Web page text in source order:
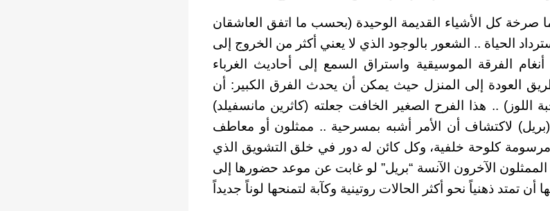
صرخة كل الأشياء القديمة الوحيدة (بحسب ما اتفق العاشقان
الحياة .. الشعور بالوجود الذي لا يعني أكثر من الخروج إلى
الفرقة الموسيقية واستراق السمع إلى أحاديث الغرباء
العودة إلى المنزل حيث يمكن أن يحدث الفرق الكبير: أن
اللوز) .. هذا الفرح الصغير الخافت جعلته (كاثرين مانسفيلد)
(بريل) لاكتشاف أن الأمر أشبه بمسرحية .. ممثلون أو معاطف
كلوحة خلفية، وكل كائن له دور في خلق التشويق الذي
الممثلون الآخرون الآنسة “بريل” لو غابت عن موعد حضورها إلى
أن تمتد ذهنياً نحو أكثر الحالات روتينية وكآبة لتمنحها لوناً جديداً